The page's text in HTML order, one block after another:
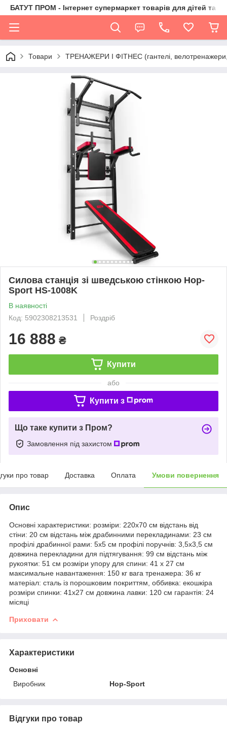
БАТУТ ПРОМ - Інтернет супермаркет товарів для дітей та їх
Товари ТРЕНАЖЕРИ І ФІТНЕС (гантелі, велотренажери,
Силова станція зі шведською стінкою Hop-
Sport HS-1008K
В наявності
Код: 5902308213531
Роздріб
16 888 ₴
Купити
або
Купити з
Що таке купити з Пром?
Замовлення під захистом
про товар Доставка Оплата Умови повернення
Опис
Основні характеристики: розміри: 220х70 см відстань від
стіни: 20 см відстань між драбинними перекладинами: 23 см
профілі драбинної рами: 5х5 см профілі поручнів: 3,5х3,5 см
довжина перекладини для підтягування: 99 см відстань між
рукоятки: 51 см розміри упору для спини: 41 х 27 см
максимальне навантаження: 150 кг вага тренажера: 36 кг
матеріал: сталь із порошковим покриттям, оббивка: екошкіра
розміри спинки: 41х27 см довжина лавки: 120 см гарантія: 24
місяці
Приховати
Характеристики
Основні
Виробник
Hop-Sport
Відгуки про товар